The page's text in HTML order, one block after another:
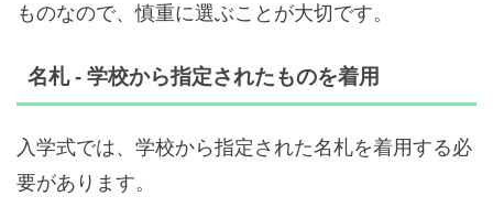
ものなので、慎重に選ぶことが大切です。
名札 - 学校から指定されたものを着用
入学式では、学校から指定された名札を着用する必
要があります。